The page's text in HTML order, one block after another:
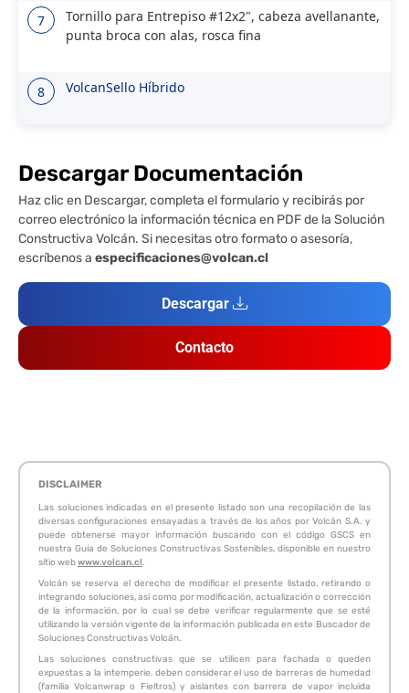
7
Tornillo para Entrepiso #12x2", cabeza avellanante,
punta broca con alas, rosca fina
8 VolcanSello Híbrido
Descargar Documentación
Haz clic en Descargar, completa el formulario y recibirás por
correo electrónico la información técnica en PDF de la Solución
Constructiva Volcán. Si necesitas otro formato o asesoría,
escríbenos a especificaciones@volcan.cl
Descargar
Contacto
DISCLAIMER
Las soluciones indicadas en el presente listado son una recopilación de las
diversas configuraciones ensayadas a través de los años por Volcán S.A. y
puede obtenerse mayor información buscando con el código GSCS en
nuestra Guía de Soluciones Constructivas Sostenibles, disponible en nuestro
sitio webwww.volcan.cl.
Volcán se reserva el derecho de modificar el presente listado, retirando o
integrando soluciones, así como por modificación, actualización o corrección
de la información, por lo cual se debe verificar regularmente que se esté
utilizando la versión vigente de la información publicada en este Buscador de
Soluciones Constructivas Volcán.
Las soluciones constructivas que se utilicen para fachada o queden
expuestas a la intemperie, deben considerar el uso de barreras de humedad
(familia Volcanwrap o Fieltros) y aislantes con barrera de vapor incluida